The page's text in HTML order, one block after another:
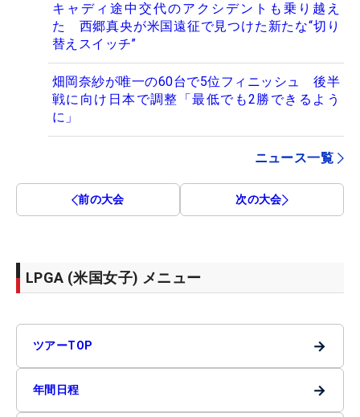
キャディ途中交代のアクシデントも乗り越え
た 西郷真央が米国遠征で見つけた新たな“切り
替えスイッチ”
畑岡奈紗が唯一の60台で5位フィニッシュ 後半
戦に向け日本で調整「最低でも2勝できるよう
に」
ニュース一覧
前の大会 次の大会
LPGA (米国女子) メニュー
ツアーTOP →
年間日程 →